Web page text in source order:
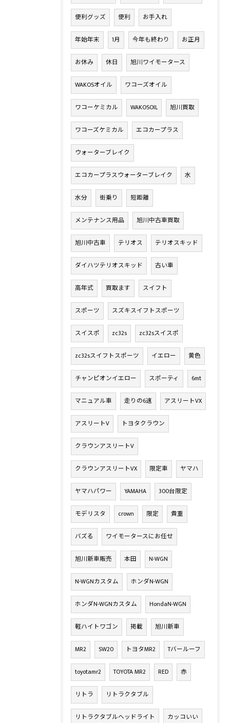
便利グッズ 便利 お手入れ
年始年末 1月 今年も終わり お正月
お休み 休日 旭川ワイモータース
WAKOSオイル ワコーズオイル
ワコーケミカル WAKOSOIL 旭川買取
ワコーズケミカル エコカープラス
ウォーターブレイク
エコカープラスウォーターブレイク 水
水分 街乗り 短距離
メンテナンス用品 旭川中古車買取
旭川中古車 テリオス テリオスキッド
ダイハツテリオスキッド 古い車
高年式 買取ます スイフト
スポーツ スズキスイフトスポーツ
スイスポ zc32s zc32sスイスポ
zc32sスイフトスポーツ イエロー 黄色
チャンピオンイエロー スポーティ 6mt
マニュアル車 走りの6速 アスリートVX
アスリートV トヨタクラウン
クラウンアスリートV
クラウンアスリートVX 限定車 ヤマハ
ヤマハパワー YAMAHA 300台限定
モデリスタ crown 限定 貴重
バズる ワイモータースにお任せ
旭川新車販売 本田 N-WGN
N-WGNカスタム ホンダN-WGN
ホンダN-WGNカスタム HondaN-WGN
軽ハイトワゴン 掲載 旭川新車
MR2 SW20 トヨタMR2 Tバールーフ
toyotamr2 TOYOTA MR2 RED 赤
リトラ リトラクタブル
リトラクタブルヘッドライト カッコいい